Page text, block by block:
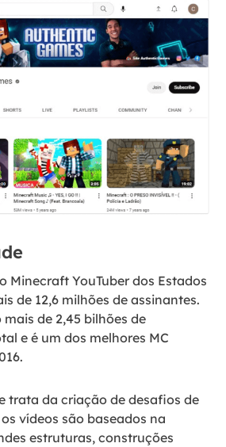
Minecraft YouTuber dos Estados
de 12,6 milhões de assinantes.
de 2,45 bilhões de
e é um dos melhores MC
trata da criação de desafios de
vídeos são baseados na
estruturas, construções